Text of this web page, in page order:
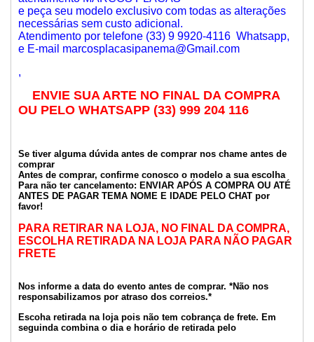
e peça seu modelo exclusivo com todas as alterações
necessárias sem custo adicional.
Atendimento por telefone (33) 9 9920-4116 Whatsapp,
e E-mail marcosplacasipanema@Gmail.com
,
ENVIE SUA ARTE NO FINAL DA COMPRA
OU PELO WHATSAPP (33) 999 204 116
Se tiver alguma dúvida antes de comprar nos chame antes de
comprar
Antes de comprar, confirme conosco o modelo a sua escolha
Para não ter cancelamento: ENVIAR APÓS A COMPRA OU ATÉ
ANTES DE PAGAR TEMA NOME E IDADE PELO CHAT por
favor!
PARA RETIRAR NA LOJA, NO FINAL DA COMPRA,
ESCOLHA RETIRADA NA LOJA PARA NÃO PAGAR
FRETE
Nos informe a data do evento antes de comprar. *Não nos
responsabilizamos por atraso dos correios.*
Escoha retirada na loja pois não tem cobrança de frete. Em
seguinda combina o dia e horário de retirada pelo